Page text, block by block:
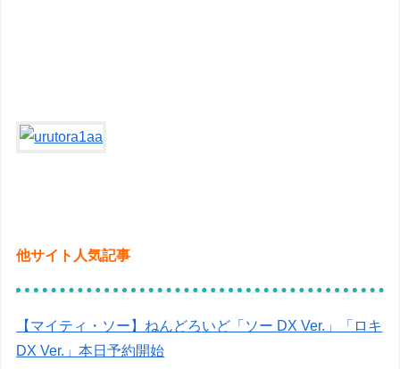
他サイト人気記事
【マイティ・ソー】ねんどろいど「ソー DX Ver.」「ロキ
DX Ver.」本日予約開始